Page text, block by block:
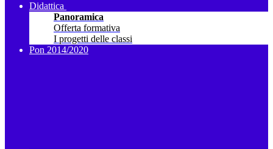
Didattica
Panoramica
Offerta formativa
I progetti delle classi
Pon 2014/2020